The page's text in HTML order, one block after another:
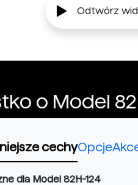
Odtwórz
o Model
cechyOpcje
dla Model 82H-124